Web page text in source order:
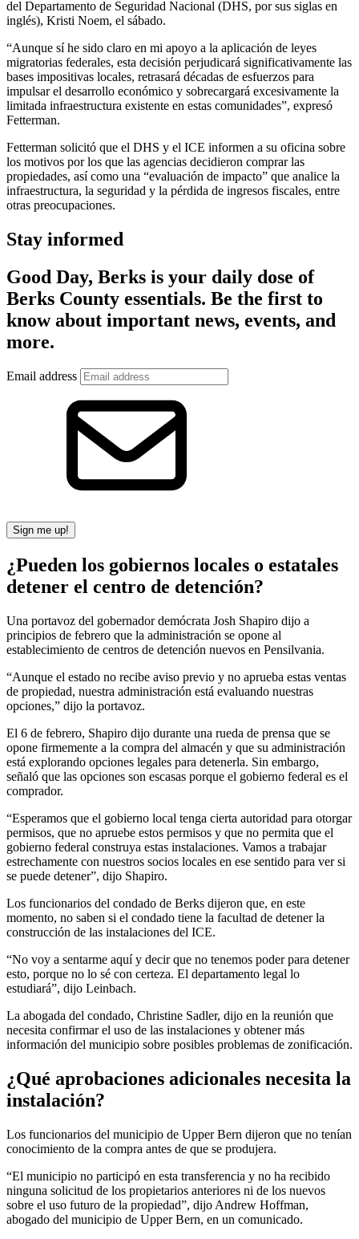
del Departamento de Seguridad Nacional (DHS, por sus siglas en
inglés), Kristi Noem, el sábado.
“Aunque sí he sido claro en mi apoyo a la aplicación de leyes
migratorias federales, esta decisión perjudicará significativamente las
bases impositivas locales, retrasará décadas de esfuerzos para
impulsar el desarrollo económico y sobrecargará excesivamente la
limitada infraestructura existente en estas comunidades”, expresó
Fetterman.
Fetterman solicitó que el DHS y el ICE informen a su oficina sobre
los motivos por los que las agencias decidieron comprar las
propiedades, así como una “evaluación de impacto” que analice la
infraestructura, la seguridad y la pérdida de ingresos fiscales, entre
otras preocupaciones.
Stay informed
Good Day, Berks is your daily dose of
Berks County essentials. Be the first to
know about important news, events, and
more.
Email address
Sign me up!
¿Pueden los gobiernos locales o estatales
detener el centro de detención?
Una portavoz del gobernador demócrata Josh Shapiro dijo a
principios de febrero que la administración se opone al
establecimiento de centros de detención nuevos en Pensilvania.
“Aunque el estado no recibe aviso previo y no aprueba estas ventas
de propiedad, nuestra administración está evaluando nuestras
opciones,” dijo la portavoz.
El 6 de febrero, Shapiro dijo durante una rueda de prensa que se
opone firmemente a la compra del almacén y que su administración
está explorando opciones legales para detenerla. Sin embargo,
señaló que las opciones son escasas porque el gobierno federal es el
comprador.
“Esperamos que el gobierno local tenga cierta autoridad para otorgar
permisos, que no apruebe estos permisos y que no permita que el
gobierno federal construya estas instalaciones. Vamos a trabajar
estrechamente con nuestros socios locales en ese sentido para ver si
se puede detener”, dijo Shapiro.
Los funcionarios del condado de Berks dijeron que, en este
momento, no saben si el condado tiene la facultad de detener la
construcción de las instalaciones del ICE.
“No voy a sentarme aquí y decir que no tenemos poder para detener
esto, porque no lo sé con certeza. El departamento legal lo
estudiará”, dijo Leinbach.
La abogada del condado, Christine Sadler, dijo en la reunión que
necesita confirmar el uso de las instalaciones y obtener más
información del municipio sobre posibles problemas de zonificación.
¿Qué aprobaciones adicionales necesita la
instalación?
Los funcionarios del municipio de Upper Bern dijeron que no tenían
conocimiento de la compra antes de que se produjera.
“El municipio no participó en esta transferencia y no ha recibido
ninguna solicitud de los propietarios anteriores ni de los nuevos
sobre el uso futuro de la propiedad”, dijo Andrew Hoffman,
abogado del municipio de Upper Bern, en un comunicado.